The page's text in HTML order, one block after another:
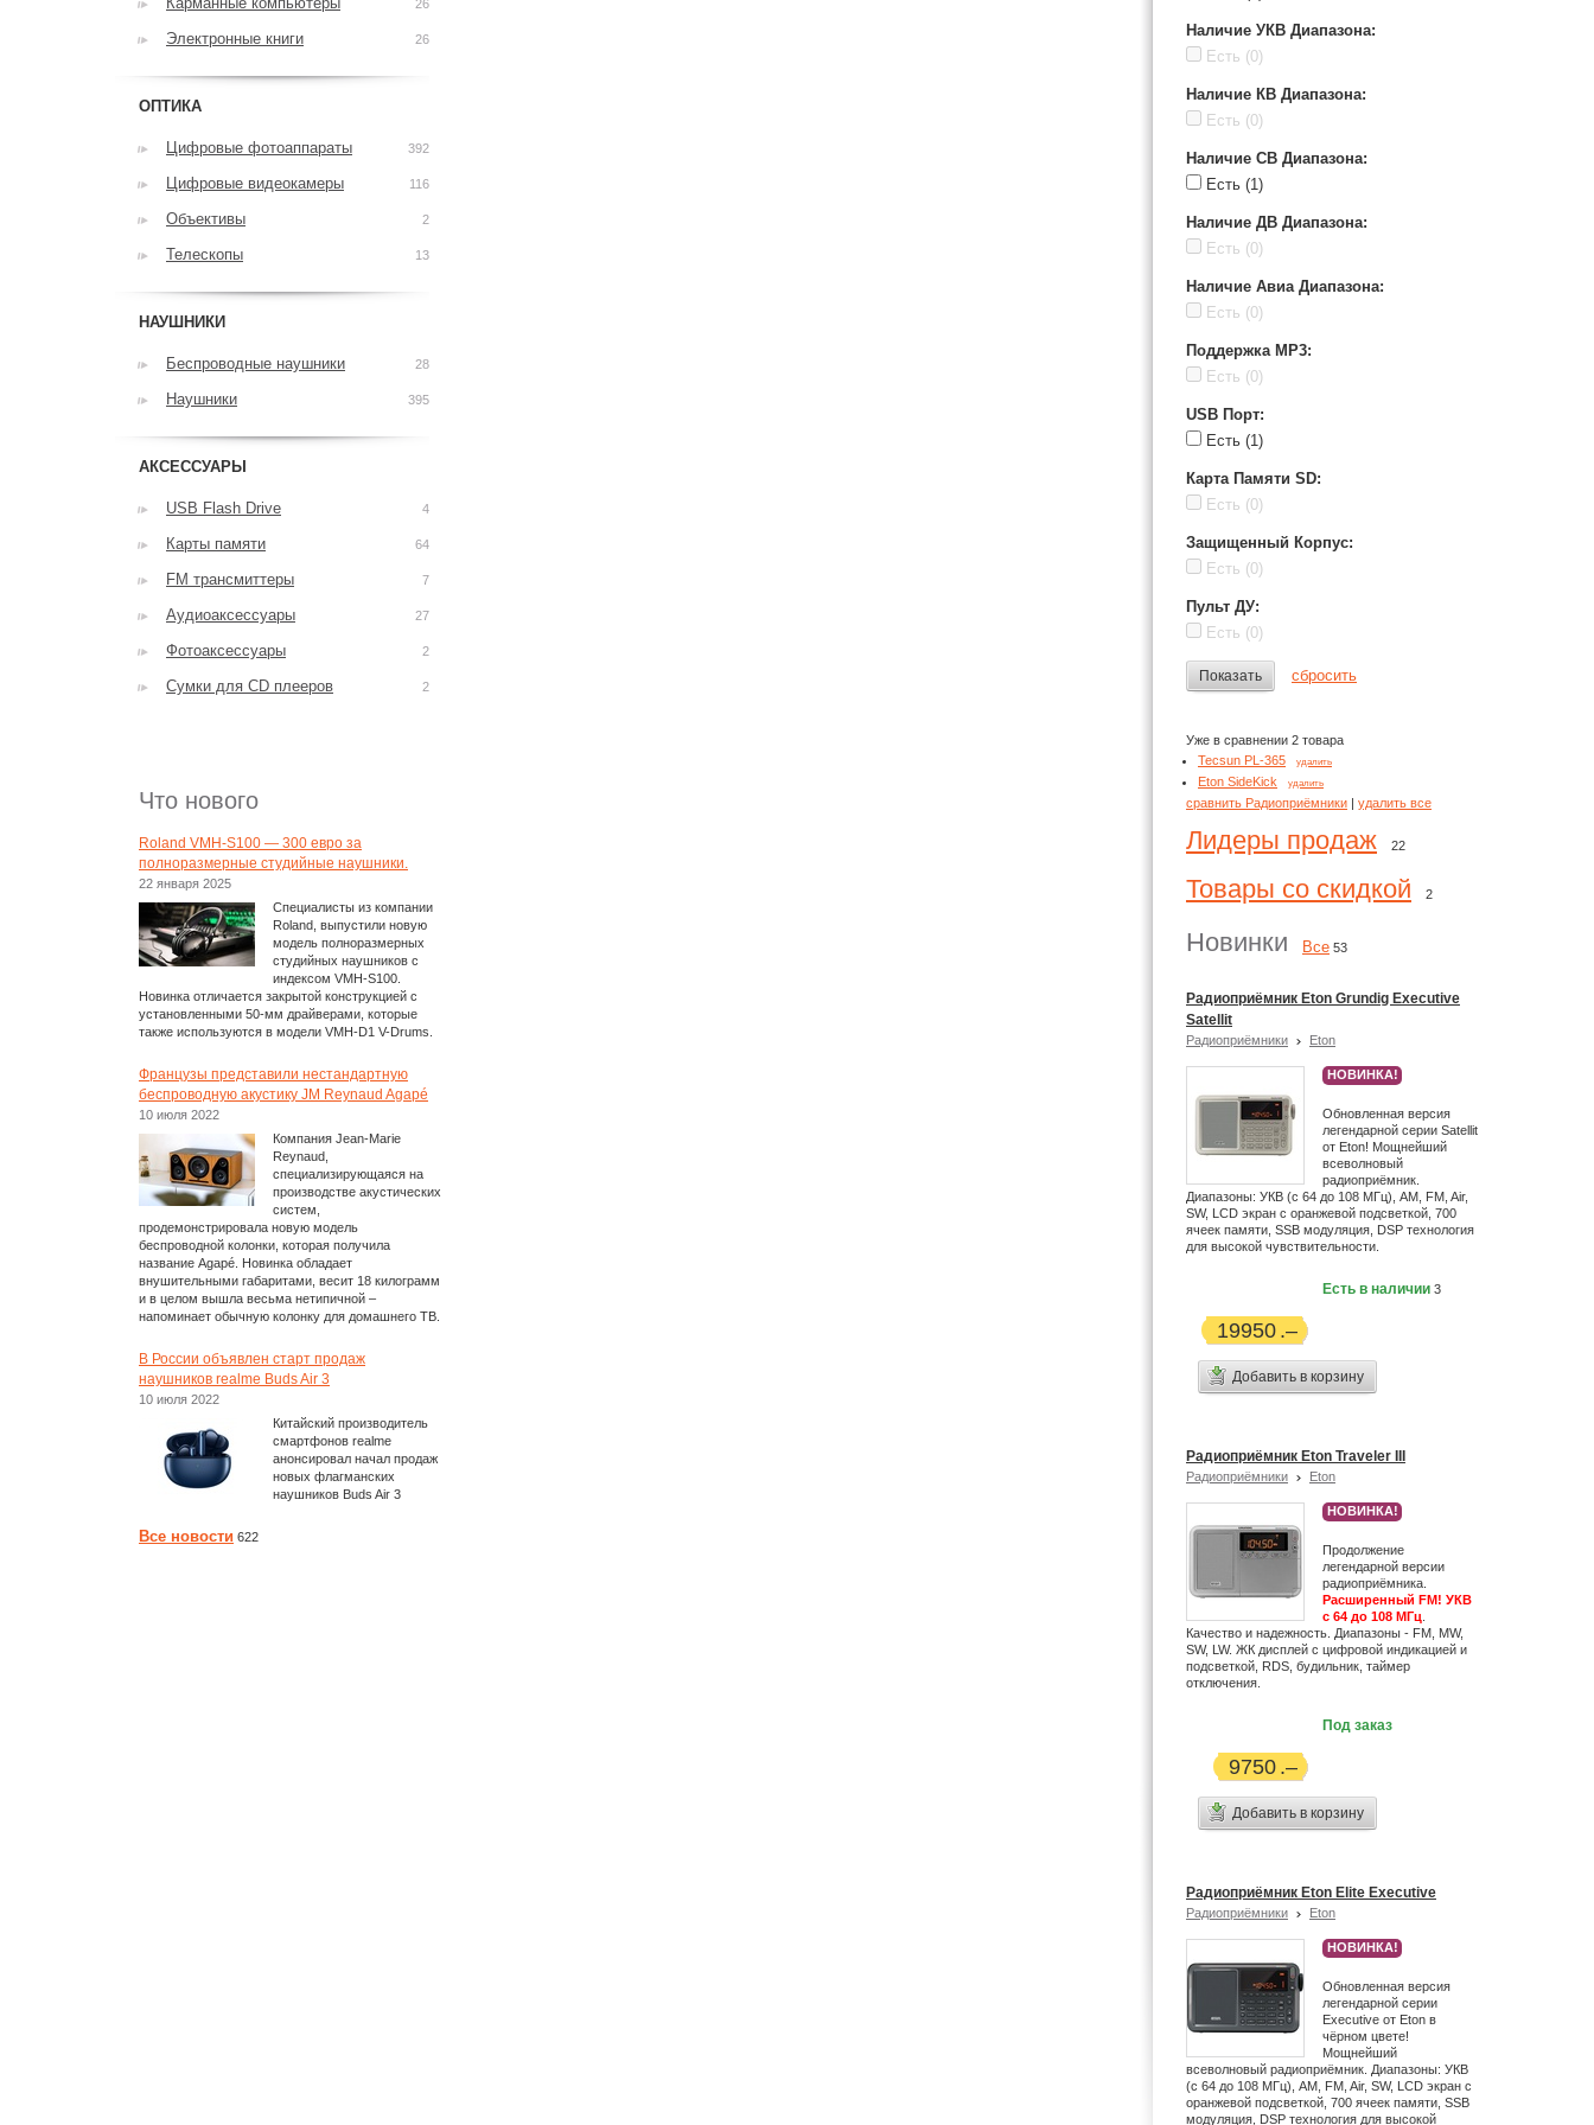
Наличие УКВ Диапазона:
Есть (0)
Наличие КВ Диапазона:
Есть (0)
Наличие СВ Диапазона:
Есть (1)
Наличие ДВ Диапазона:
Есть (0)
Наличие Авиа Диапазона:
Есть (0)
Поддержка MP3:
Есть (0)
USB Порт:
Есть (1)
Карта Памяти SD:
Есть (0)
Защищенный Корпус:
Есть (0)
Пульт ДУ:
Есть (0)
Показать сбросить
Уже в сравнении 2 товара
Tecsun PL-365
удалить
Eton SideKick удалить
сравнить Радиоприёмники | удалить все
Лидеры продаж 22
Товары со скидкой 2
Новинки Все 53
Радиоприёмник Eton Grundig Executive
Satellit
Радиоприёмники Eton
НОВИНКА!
Обновленная версия
легендарной серии Satellit
от Eton! Мощнейший
всеволновый
радиоприёмник.
Диапазоны: УКВ (с 64 до 108 МГц), AM, FM, Air,
SW, LCD экран с оранжевой подсветкой, 700
ячеек памяти, SSB модуляция, DSP технология
для высокой чувствительности.
Есть в наличии 3
19950
Добавить в корзину
Радиоприёмник Eton Traveler III
Радиоприёмники Eton
НОВИНКА!
Продолжение
легендарной версии
радиоприёмника.
Расширенный FM! УКВ
с 64 до 108 МГц
Качество и надежность. Диапазоны - FM, MW,
SW, LW. ЖК дисплей с цифровой индикацией и
подсветкой, RDS, будильник, таймер
отключения.
Под заказ
9750
Добавить в корзину
Радиоприёмник Eton Elite Executive
Радиоприёмники Eton
НОВИНКА!
Обновленная версия
легендарной серии
Executive от Eton в
чёрном цвете!
Мощнейший
всеволновый радиоприёмник. Диапазоны: УКВ
(с 64 до 108 МГц), AM, FM, Air, SW, LCD экран с
оранжевой подсветкой, 700 ячеек памяти, SSB
модуляция, DSP технология для высокой
26
Электронные книги 26
ОПТИКА
Цифровые фотоаппараты 392
Цифровые видеокамеры 116
Объективы 2
Телескопы 13
НАУШНИКИ
Беспроводные наушники 28
Наушники 395
АКСЕССУАРЫ
USB Flash Drive 4
Карты памяти 64
FM трансмиттеры 7
Аудиоаксессуары 27
Фотоаксессуары 2
Сумки для CD плееров 2
Что нового
Roland VMH-S100 — 300 евро за
полноразмерные студийные наушники.
22 января 2025
Специалисты из компании
Roland, выпустили новую
модель полноразмерных
студийных наушников с
индексом VMH-S100.
Новинка отличается закрытой конструкцией с
установленными 50-мм драйверами, которые
также используются в модели VMH-D1 V-Drums.
Французы представили нестандартную
беспроводную акустику JM Reynaud Agapé
10 июля 2022
Компания Jean-Marie
Reynaud,
специализирующаяся на
производстве акустических
систем,
продемонстрировала новую модель
беспроводной колонки, которая получила
название Agapé. Новинка обладает
внушительными габаритами, весит 18 килограмм
и в целом вышла весьма нетипичной –
напоминает обычную колонку для домашнего ТВ.
В России объявлен старт продаж
наушников realme Buds Air 3
10 июля 2022
Китайский производитель
смартфонов realme
анонсировал начал продаж
новых флагманских
наушников Buds Air 3
Все новости 622